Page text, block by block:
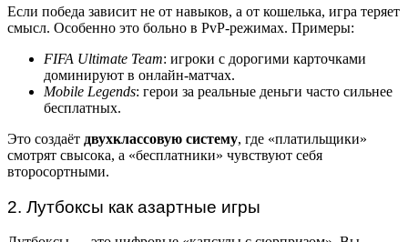
Если победа зависит не от навыков, а от кошелька, игра теряет
смысл. Особенно это больно в PvP-режимах. Примеры:
FIFA Ultimate Team: игроки с дорогими карточками
доминируют в онлайн-матчах.
Mobile Legends: герои за реальные деньги часто сильнее
бесплатных.
Это создаёт двухклассовую систему, где «платильщики»
смотрят свысока, а «бесплатники» чувствуют себя
второсортными.
2. Лутбоксы как азартные игры